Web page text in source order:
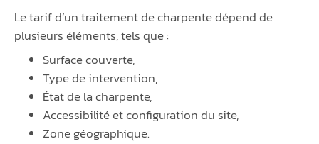
Le tarif d’un traitement de charpente dépend de
plusieurs éléments, tels que :
Surface couverte,
Type de intervention,
État de la charpente,
Accessibilité et configuration du site,
Zone géographique.